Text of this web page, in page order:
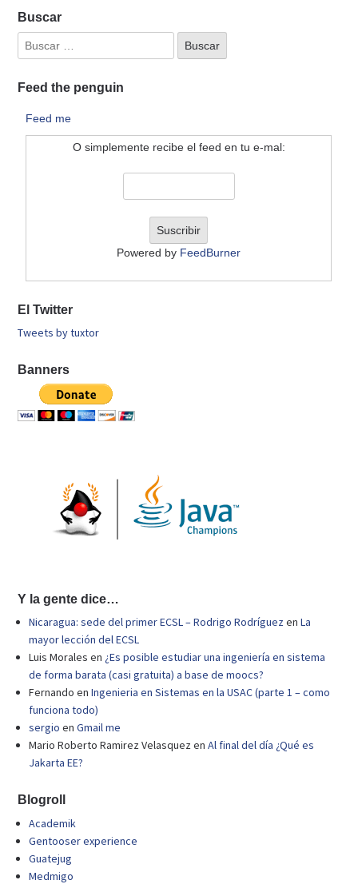
Buscar
Feed the penguin
Feed me
O simplemente recibe el feed en tu e-mal:
Powered by FeedBurner
El Twitter
Tweets by tuxtor
Banners
Y la gente dice…
Nicaragua: sede del primer ECSL – Rodrigo RodríguezenLa
mayor lección del ECSL
Luis Morales en ¿Es posible estudiar una ingeniería en sistema
de forma barata (casi gratuita) a base de moocs?
Fernando enIngenieria en Sistemas en la USAC (parte 1 – como
funciona todo)
sergio enGmail me
Mario Roberto Ramirez VelasquezenAl final del día ¿Qué es
Jakarta EE?
Blogroll
Academik
Gentooser experience
Guatejug
Medmigo